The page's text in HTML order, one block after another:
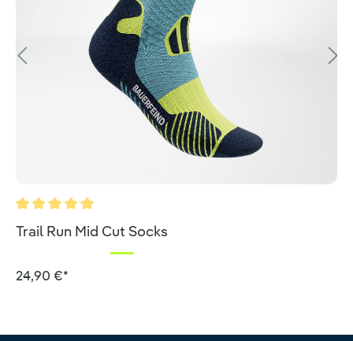
Valutazione media di 5 su 5 stelle
Trail Run Mid Cut Socks
24,90 €*